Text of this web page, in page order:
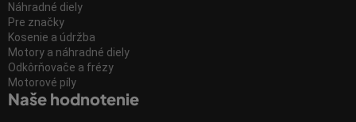
Náhradné diely
Pre značky
Kosenie a údržba
Motory a náhradné diely
Odkôrňovače a frézy
Motorové píly
Naše hodnotenie